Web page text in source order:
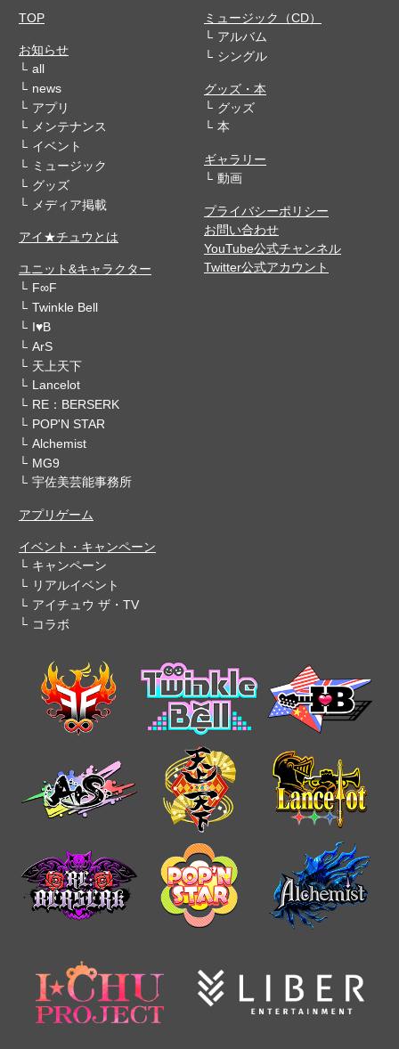
TOP
お知らせ
all
news
アプリ
メンテナンス
イベント
ミュージック
グッズ
メディア掲載
アイ★チュウとは
ユニット&キャラクター
F∞F
Twinkle Bell
I♥B
ArS
天上天下
Lancelot
RE：BERSERK
POP'N STAR
Alchemist
MG9
宇佐美芸能事務所
アプリゲーム
イベント・キャンペーン
キャンペーン
リアルイベント
アイチュウ ザ・TV
コラボ
ミュージック（CD）
アルバム
シングル
グッズ・本
グッズ
本
ギャラリー
動画
プライバシーポリシー
お問い合わせ
YouTube公式チャンネル
Twitter公式アカウント